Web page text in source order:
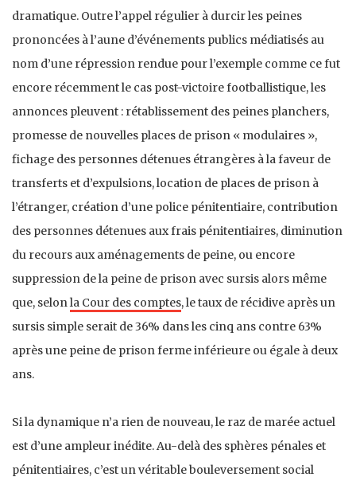
dramatique. Outre l’appel régulier à durcir les peines
prononcées à l’aune d’événements publics médiatisés au
nom d’une répression rendue pour l’exemple comme ce fut
encore récemment le cas post-victoire footballistique, les
annonces pleuvent : rétablissement des peines planchers,
promesse de nouvelles places de prison « modulaires »,
fichage des personnes détenues étrangères à la faveur de
transferts et d’expulsions, location de places de prison à
l’étranger, création d’une police pénitentiaire, contribution
des personnes détenues aux frais pénitentiaires, diminution
du recours aux aménagements de peine, ou encore
suppression de la peine de prison avec sursis alors même
que, selonla Cour des comptes, le taux de récidive après un
sursis simple serait de 36% dans les cinq ans contre 63%
après une peine de prison ferme inférieure ou égale à deux
ans.
Si la dynamique n’a rien de nouveau, le raz de marée actuel
est d’une ampleur inédite. Au-delà des sphères pénales et
pénitentiaires, c’est un véritable bouleversement social